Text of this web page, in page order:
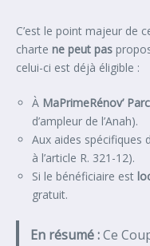
C’est le point majeur de
charte ne peut pas
celui-ci est déjà éligible :
À MaPrimeRénov’
d’ampleur de l’Anah).
Aux aides spécifiques
à l’article R. 321-12).
Si le bénéficiaire est
gratuit.
En résumé :Ce